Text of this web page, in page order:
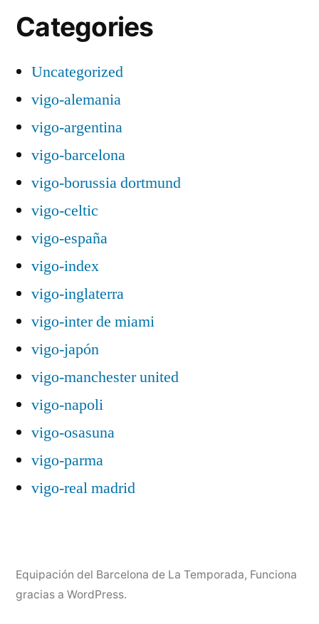
Categories
Uncategorized
vigo-alemania
vigo-argentina
vigo-barcelona
vigo-borussia dortmund
vigo-celtic
vigo-españa
vigo-index
vigo-inglaterra
vigo-inter de miami
vigo-japón
vigo-manchester united
vigo-napoli
vigo-osasuna
vigo-parma
vigo-real madrid
Equipación del Barcelona de La Temporada, Funciona
gracias a WordPress.